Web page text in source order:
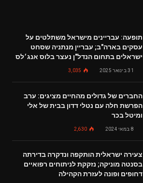
תופעה: עבריינים מישראל משתלטים על
עסקים בארה"ב; עבריין מנתניה שסחט
ישראלים בתחום הנדל"ן נעצר בלוס אנג׳לס
31 בינואר 2025 3,035
החברים של גדולים מהחיים מציגים: ערב
הפרשת חלה עם נטלי דדון בבית של אלי
ומיטל בכר
8 במאי 2024 2,630
צעירה ישראלית הותקפה ונדקרה בדירתה
בסנטה מוניקה; נזקקת לניתוחים רפואיים
דחופים ופונה לעזרת הקהילה